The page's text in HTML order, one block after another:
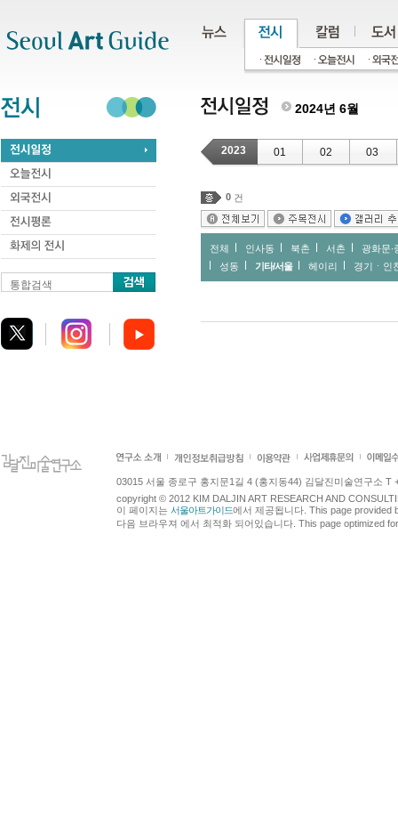
통합검색
2024년 6월
2023 01 02 03
0 건
전체 인사동 북촌 서촌
광화문∙
성동
기타/서울 헤이리 경기ㆍ인
03015 서울 종로구 홍지문1길 4 (홍지동44) 김달진미술연구소 T
copyright © 2012 KIM DALJIN ART RESEARCH AND
이 페이지는 서울아트가이드에서 제공됩니다. This page provided
다음 브라우져 에서 최적화 되어있습니다. This page optimized